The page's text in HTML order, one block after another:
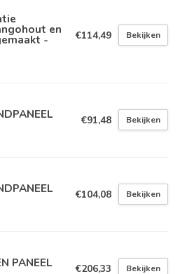
en
- €114,49 Bekijken
€91,48 Bekijken
€104,08 Bekijken
PANEEL €206,33 Bekijken